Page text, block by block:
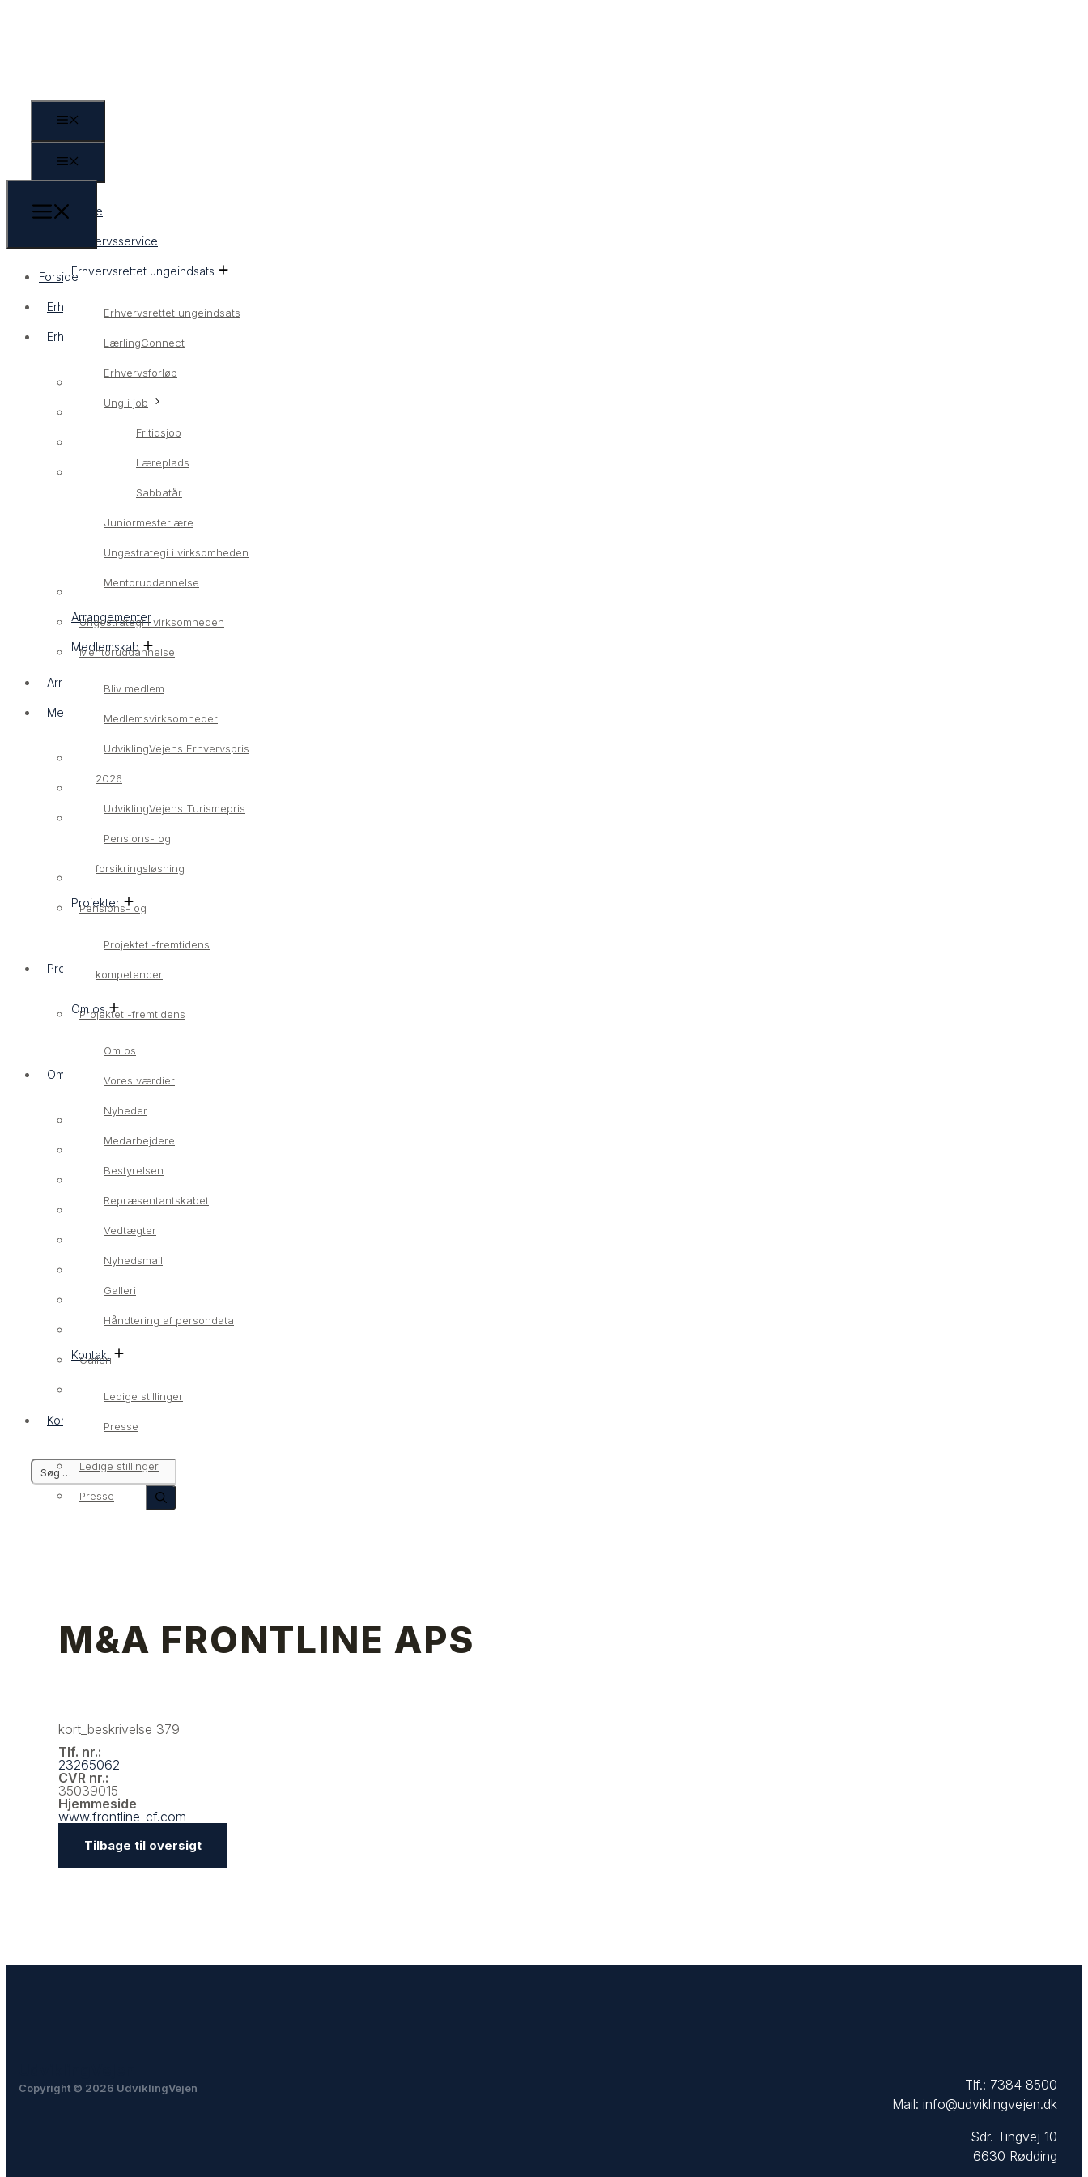
Forside
Erhvervsservice
Erhvervsrettet ungeindsats
Erhvervsrettet ungeindsats
LærlingConnect
Erhvervsforløb
Ung i job
Fritidsjob
Læreplads
Sabbatår
Juniormesterlære
Ungestrategi i virksomheden
Mentoruddannelse
Arrangementer
Medlemskab
Bliv medlem
Medlemsvirksomheder
UdviklingVejens Erhvervspris
2026
UdviklingVejens Turismepris
Pensions- og
forsikringsløsning
Projekter
Projektet -fremtidens
kompetencer
Om os
Om os
Vores værdier
Nyheder
Medarbejdere
Bestyrelsen
Repræsentantskabet
Vedtægter
Nyhedsmail
Galleri
Håndtering af persondata
Kontakt
Ledige stillinger
Presse
Forside
Erhvervsservice
Erhvervsrettet ungeindsats
Erhvervsrettet ungeindsats
LærlingConnect
Erhvervsforløb
Fritidsjob
Læreplads
Sabbatår
Juniormesterlære
Ungestrategi i virksomheden
Mentoruddannelse
Arrangementer
Medlemskab
Bliv medlem
Medlemsvirksomheder
UdviklingVejens Erhvervspris
UdviklingVejens Turismepris
Pensions- og
Projekter
Projektet -fremtidens
Om os
Om os
Vores værdier
Nyheder
Medarbejdere
Bestyrelsen
Repræsentantskabet
Vedtægter
Nyhedsmail
Galleri
Kontakt
Ledige stillinger
Presse
M&A FRONTLINE APS
kort_beskrivelse 379
Tlf. nr.:
23265062
CVR nr.:
35039015
Hjemmeside
www.frontline-cf.com
Tilbage til oversigt
Copyright © 2026 UdviklingVejen Tlf.: 7384 8500
Mail: info@udviklingvejen.dk
Sdr. Tingvej 10
6630 Rødding